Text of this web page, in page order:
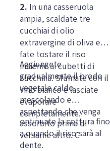
2. In una casseruola
ampia, scaldate tre
cucchiai di olio
extravergine di oliva e
fate tostare il riso
insieme ai cubetti di
zucchina. Sfumate con il
vino bianco e lasciate
evaporare
completamente.
Aggiungete
gradualmente il brodo
vegetale caldo,
mescolando e
aspettando che venga
assorbito prima di
versarne altro. C
ontinuate la cottura fino
a quando il riso sarà al
dente.